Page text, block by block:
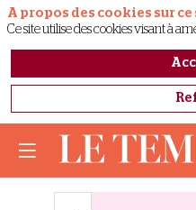
A propos des cookies sur ce
Ce site utilise des cookies visant à